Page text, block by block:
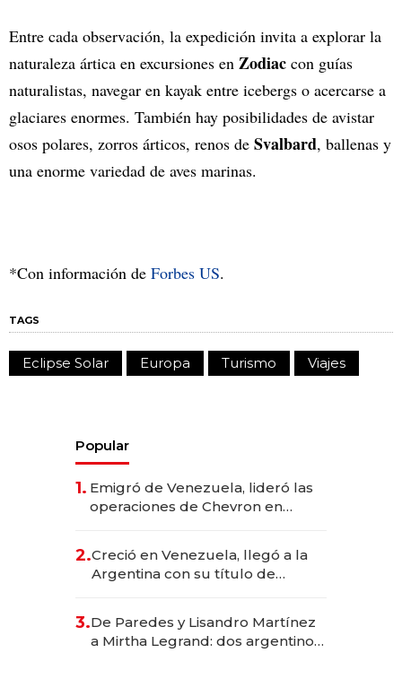
Entre cada observación, la expedición invita a explorar la
naturaleza ártica en excursiones en Zodiac con guías
naturalistas, navegar en kayak entre icebergs o acercarse a
glaciares enormes. También hay posibilidades de avistar
osos polares, zorros árticos, renos de Svalbard, ballenas y
una enorme variedad de aves marinas.
*Con información de Forbes US.
TAGS
Eclipse Solar Europa Turismo Viajes
Popular
1. Emigró de Venezuela, lideró las
operaciones de Chevron en
2.Creció en Venezuela, llegó a la
Argentina con su título de
las marcas "fast premium"
3.De Paredes y Lisandro Martínez
a Mirtha Legrand: dos argentinos